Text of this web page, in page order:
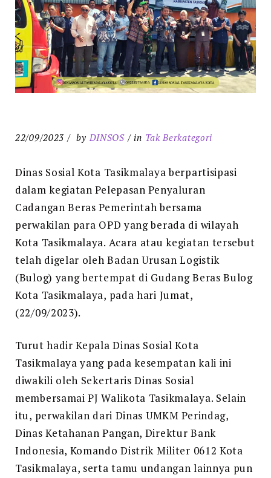
22/09/2023 by DINSOS in Tak Berkategori
Dinas Sosial Kota Tasikmalaya berpartisipasi
dalam kegiatan Pelepasan Penyaluran
Cadangan Beras Pemerintah bersama
perwakilan para OPD yang berada di wilayah
Kota Tasikmalaya. Acara atau kegiatan tersebut
telah digelar oleh Badan Urusan Logistik
(Bulog) yang bertempat di Gudang Beras Bulog
Kota Tasikmalaya, pada hari Jumat,
(22/09/2023).
Turut hadir Kepala Dinas Sosial Kota
Tasikmalaya yang pada kesempatan kali ini
diwakili oleh Sekertaris Dinas Sosial
membersamai PJ Walikota Tasikmalaya. Selain
itu, perwakilan dari Dinas UMKM Perindag,
Dinas Ketahanan Pangan, Direktur Bank
Indonesia, Komando Distrik Militer 0612 Kota
Tasikmalaya, serta tamu undangan lainnya pun